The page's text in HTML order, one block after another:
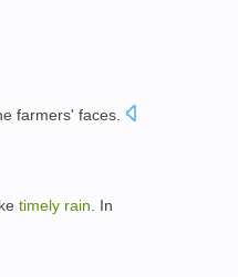
farmers' faces
timely rain. In